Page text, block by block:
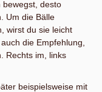
bewegst, desto
Um die Bälle
wirst du sie leicht
die Empfehlung,
Rechts im, links
beispielsweise mit